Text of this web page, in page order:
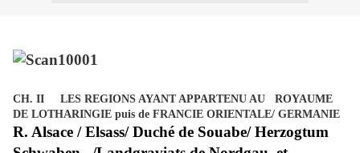
CH. II LES REGIONS AYANT APPARTENU AU
ROYAUME
DE LOTHARINGIE puis de FRANCIE ORIENTALE/ GERMANIE
R. Alsace / Elsass/ Duché de Souabe/ Herzogtum